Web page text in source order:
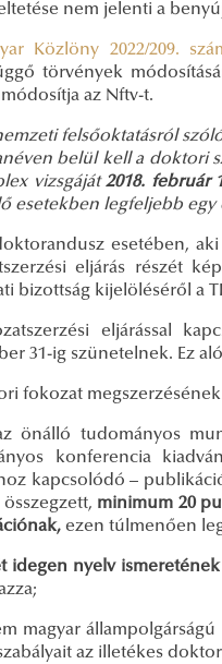
nem jelenti a
Közlöny 2022/209.
törvények
az Nftv-t.
felsőoktatásról
belül kell a doktori
vizsgáját2018. február
esetekben legfeljebb egy
esetében, aki
eljárás részét
bizottság kijelöléséről a
eljárással
31-ig szünetelnek. Ez
fokozat
önálló tudományos
konferencia
kapcsolódó –
összegzett, minimum 20
ezen túlmenően
idegen nyelv ismeretének
magyar
az illetékes